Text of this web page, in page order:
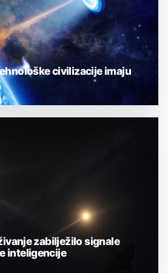
civilizacije imaju
zabilježilo signale
inteligencije